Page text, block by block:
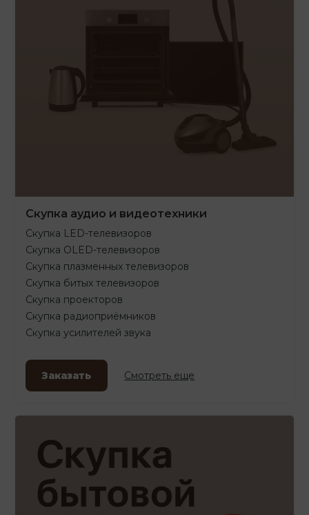
Скупка аудио и видеотехники
Скупка LED-телевизоров
Скупка OLED-телевизоров
Скупка плазменных телевизоров
Скупка битых телевизоров
Скупка проекторов
Скупка радиоприёмников
Скупка усилителей звука
Заказать Смотреть еще